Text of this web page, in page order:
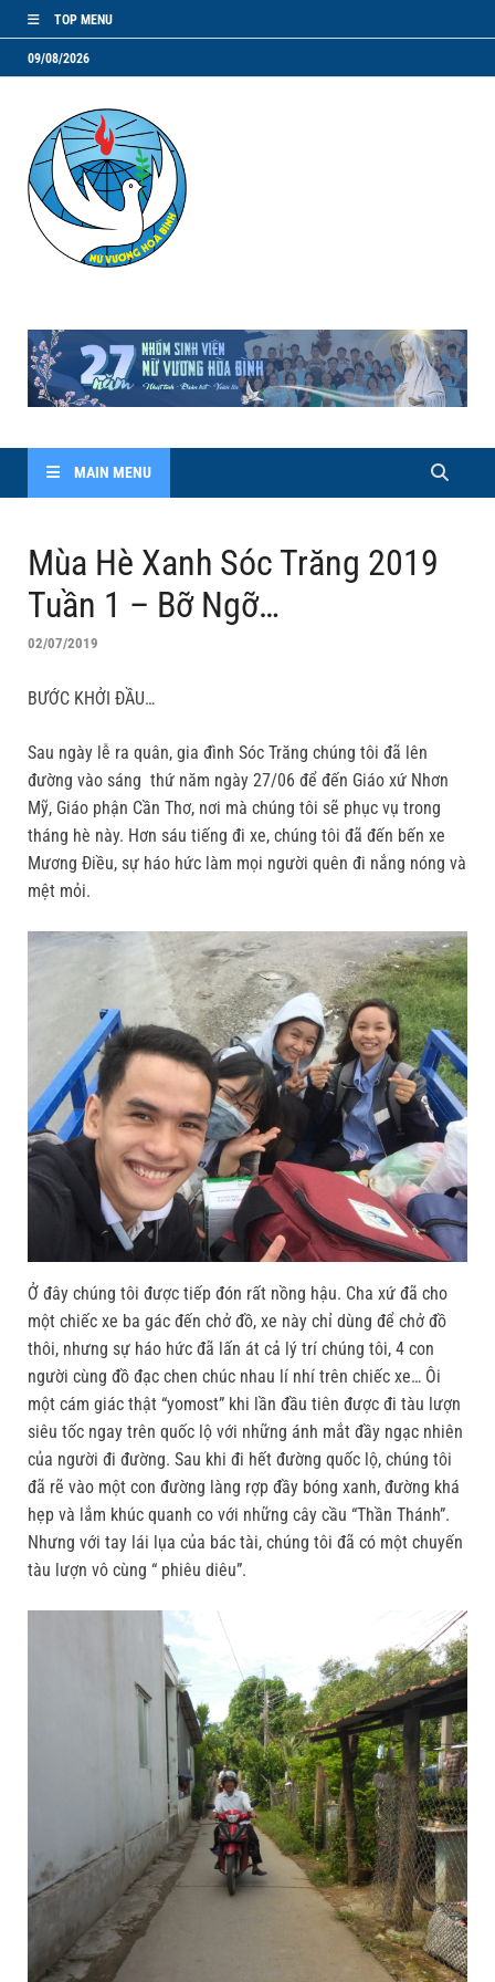
TOP MENU
09/08/2026
MAIN MENU
Mùa Hè Xanh Sóc Trăng 2019
Tuần 1 – Bỡ Ngỡ…
02/07/2019
BƯỚC KHỞI ĐẦU…
Sau ngày lễ ra quân, gia đình Sóc Trăng chúng tôi đã lên
đường vào sáng thứ năm ngày 27/06 để đến Giáo xứ Nhơn
Mỹ, Giáo phận Cần Thơ, nơi mà chúng tôi sẽ phục vụ trong
tháng hè này. Hơn sáu tiếng đi xe, chúng tôi đã đến bến xe
Mương Điều, sự háo hức làm mọi người quên đi nắng nóng và
mệt mỏi.
Ở đây chúng tôi được tiếp đón rất nồng hậu. Cha xứ đã cho
một chiếc xe ba gác đến chở đồ, xe này chỉ dùng để chở đồ
thôi, nhưng sự háo hức đã lấn át cả lý trí chúng tôi, 4 con
người cùng đồ đạc chen chúc nhau lí nhí trên chiếc xe… Ôi
một cám giác thật “yomost” khi lần đầu tiên được đi tàu lượn
siêu tốc ngay trên quốc lộ với những ánh mắt đầy ngạc nhiên
của người đi đường. Sau khi đi hết đường quốc lộ, chúng tôi
đã rẽ vào một con đường làng rợp đầy bóng xanh, đường khá
hẹp và lắm khúc quanh co với những cây cầu “Thần Thánh”.
Nhưng với tay lái lụa của bác tài, chúng tôi đã có một chuyến
tàu lượn vô cùng “ phiêu diêu”.